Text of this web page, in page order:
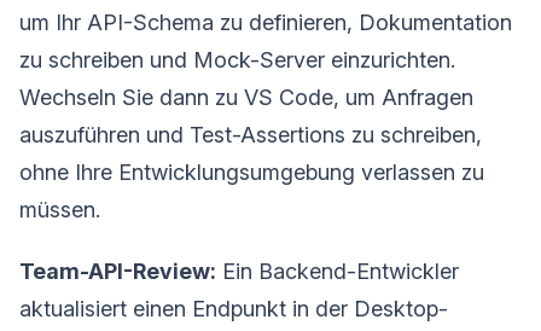
um Ihr API-Schema zu definieren, Dokumentation
zu schreiben und Mock-Server einzurichten.
Wechseln Sie dann zu VS Code, um Anfragen
auszuführen und Test-Assertions zu schreiben,
ohne Ihre Entwicklungsumgebung verlassen zu
müssen.
Team-API-Review: Ein Backend-Entwickler
aktualisiert einen Endpunkt in der Desktop-